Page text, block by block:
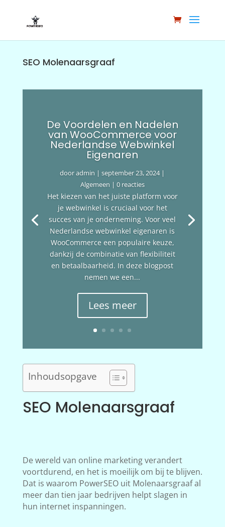
SEO Molenaarsgraaf
De Voordelen en Nadelen
van WooCommerce voor
Nederlandse Webwinkel
Eigenaren
dooradmin |september 23, 2024|
Algemeen | 0 reacties
Het kiezen van het juiste platform voor
je webwinkel is cruciaal voor het
succes van je onderneming. Voor veel
Nederlandse webwinkel eigenaren is
WooCommerce een populaire keuze,
dankzij de combinatie van flexibiliteit
en betaalbaarheid. In deze blogpost
nemen we een...
Lees meer
Inhoudsopgave
SEO Molenaarsgraaf
De wereld van online marketing verandert
voortdurend, en het is moeilijk om bij te blijven.
Dat is waarom PowerSEO uit Molenaarsgraaf al
meer dan tien jaar bedrijven helpt slagen in
hun internet inspanningen.